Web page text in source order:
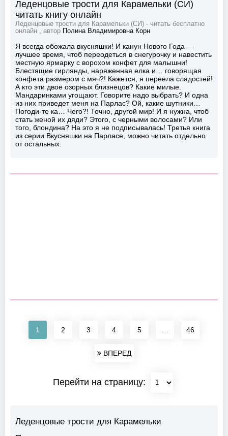
Леденцовые трости для Карамельки (СИ)
читать книгу онлайн
Леденцовые трости для Карамельки (СИ) - читать бесплатно
онлайн , автор Полина Владимировна Корн
Я всегда обожала вкусняшки! И канун Нового Года —
лучшее время, чтоб переодеться в снегурочку и навестить
местную ярмарку с ворохом конфет для малышни!
Блестящие гирлянды, наряженная елка и… говорящая
конфета размером с мяч?! Кажется, я переела сладостей!
А кто эти двое озорных близнецов? Какие милые.
Мандаринками угощают. Говорите надо выбрать? И одна
из них приведет меня на Парлас? Ой, какие шутники…
Погоди-те ка… Чего?! Точно, другой мир! И я нужна, чтоб
стать женой их дяди? Этого, с черными волосами? Или
того, блондина? На это я не подписывалась! Третья книга
из серии Вкусняшки на Парласе, можно читать отдельно
от остальных.
1 2 3 4 5 46
ВПЕРЕД
Перейти на страницу:
Леденцовые трости для Карамельки